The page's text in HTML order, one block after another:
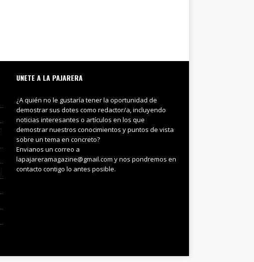
UNETE A LA PAJARERA
¿A quién no le gustaría tener la oportunidad de
demostrar sus dotes como redactor/a, incluyendo
noticias interesantes o artículos en los que
demostrar nuestros conocimientos y puntos de vista
sobre un tema en concreto?
Envianos un correo a
lapajareramagazine@gmail.com y nos pondremos en
contacto contigo lo antes posible.